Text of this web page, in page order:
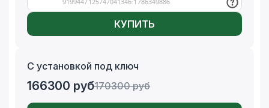
КУПИТЬ
С установкой под ключ
166300 руб170300руб